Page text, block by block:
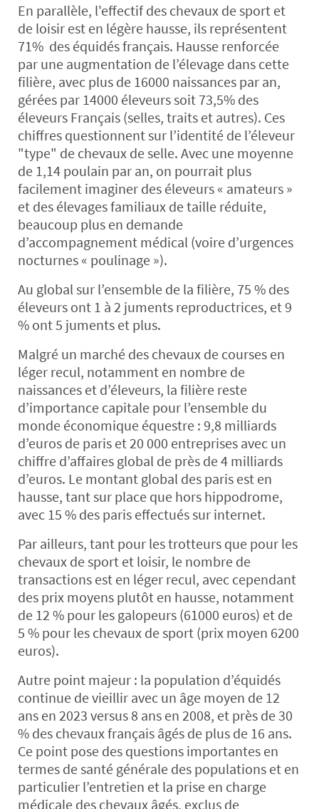
En parallèle, l'effectif des chevaux de sport et
de loisir est en légère hausse, ils représentent
71% des équidés français. Hausse renforcée
par une augmentation de l’élevage dans cette
filière, avec plus de 16000 naissances par an,
gérées par 14000 éleveurs soit 73,5% des
éleveurs Français (selles, traits et autres). Ces
chiffres questionnent sur l’identité de l’éleveur
"type" de chevaux de selle. Avec une moyenne
de 1,14 poulain par an, on pourrait plus
facilement imaginer des éleveurs « amateurs »
et des élevages familiaux de taille réduite,
beaucoup plus en demande
d’accompagnement médical (voire d’urgences
nocturnes « poulinage »).
Au global sur l’ensemble de la filière, 75 % des
éleveurs ont 1 à 2 juments reproductrices, et 9
% ont 5 juments et plus.
Malgré un marché des chevaux de courses en
léger recul, notamment en nombre de
naissances et d’éleveurs, la filière reste
d’importance capitale pour l’ensemble du
monde économique équestre : 9,8 milliards
d’euros de paris et 20 000 entreprises avec un
chiffre d’affaires global de près de 4 milliards
d’euros. Le montant global des paris est en
hausse, tant sur place que hors hippodrome,
avec 15 % des paris effectués sur internet.
Par ailleurs, tant pour les trotteurs que pour les
chevaux de sport et loisir, le nombre de
transactions est en léger recul, avec cependant
des prix moyens plutôt en hausse, notamment
de 12 % pour les galopeurs (61000 euros) et de
5 % pour les chevaux de sport (prix moyen 6200
euros).
Autre point majeur : la population d’équidés
continue de vieillir avec un âge moyen de 12
ans en 2023 versus 8 ans en 2008, et près de 30
% des chevaux français âgés de plus de 16 ans.
Ce point pose des questions importantes en
termes de santé générale des populations et en
particulier l’entretien et la prise en charge
médicale des chevaux âgés, exclus de